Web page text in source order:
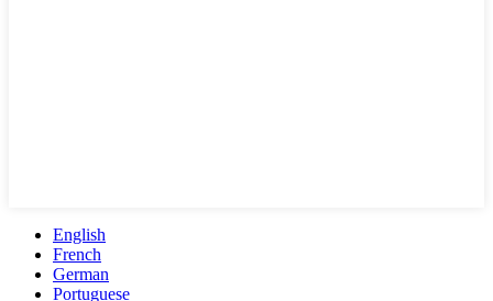
English
French
German
Portuguese